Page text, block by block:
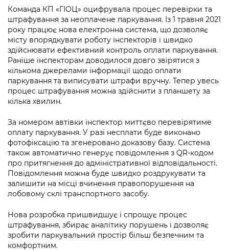
Рішення та розпорядження
Проєкти розпоряджень, що
перебувають на погодженні КМВА
Рішення Київради
Контактна інформація
Графік роботи та прийому громадян
Вакансії
Статистика
Звернення громадян
Регуляторна діяльність
Промисловість і наука Києва
Підприємства, установи, організації
Освіта та навчальні заклади
Дороги, транспорт та парковки
Навколишнє середовище міста
Містобудування та земельні ділянки
Культура, спорт, дозвілля
Фінанси та бюджет
Безпека та правопорядок
Ритуальні послуги
Іноземцям / For foreigners
Пам'ятки культурної спадщини
Портал Захисників та Захисниць
Громадська експертиза
Громадський бюджет
Консультації з громадськістю
Громадська рада
Петиції
Відкритий бюджет
Контактний центр
Допомога учасникам АТО
Рада з питань внутрішньо переміщених
осіб при Київській міській військовій
«Ініціатива «Партнерство «Відкритий
Уряд» – місцевий рівень»
Інформація з обмеженим доступом
Подати запит онлайн
Проекти нормативно-правових та
інших актів
Нормативна база
Питання і відповіді про публічну
інформацію
Порядок оскарження рішень, дій чи
бездіяльності розпорядників інформації
Звіти про опрацювання запитів на
публічну інформацію
Інформація для споживачів
Про відкриті дані
Медіагалерея
Підписатися на новини та анонси від
КМДА / Subscribe to announcements
from the KCSA
Порядок акредитації медіа /
Accreditation process
Submitting a media request
Зйомки в лікарнях в умовах воєнного
стану / Rules for media coverage of
hospitals at work under martial law
Контакти для медіа / Contacts for mass
media
Портал Послуг
Команда КП «ГІОЦ» оцифрувала процес перевірки та
штрафування за неоплачене паркування. Із 1 травня 2021
року працює нова електронна система, що дозволяє
місту впорядкувати роботу інспекторів і швидко
здійснювати ефективний контроль оплати паркування.
Раніше інспекторам доводилося довго звірятися з
кількома джерелами інформації щодо оплати
паркування та виписувати штрафи вручну. Тепер увесь
процес штрафування можна здійснити з планшету за
кілька хвилин.
За номером автівки інспектор миттєво перевірятиме
оплату паркування. У разі несплати буде виконано
фотофіксацію та згенеровано доказову базу. Система
також автоматично генерує повідомлення з QR-кодом
про притягнення до адміністративної відповідальності.
Повідомлення можна буде швидко роздрукувати та
залишити на місці вчинення правопорушення на
лобовому склі транспортного засобу.
Нова розробка пришвидшує і спрощує процес
штрафування, збирає аналітику порушень і дозволяє
зробити паркувальний простір більш безпечним та
комфортним.